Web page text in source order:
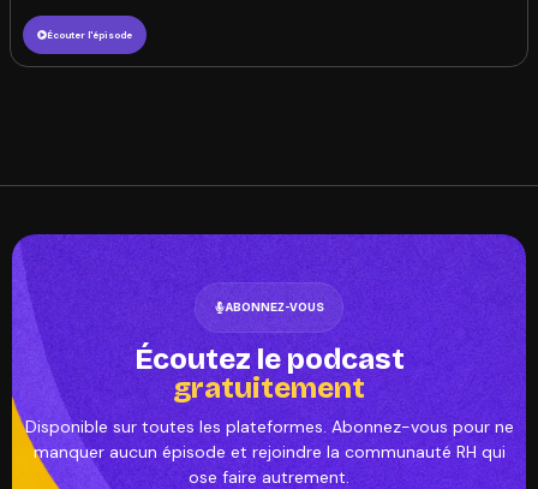
Écouter l'épisode
ABONNEZ-VOUS
Écoutez le podcast
gratuitement
Disponible sur toutes les plateformes. Abonnez-vous pour ne
manquer aucun épisode et rejoindre la communauté RH qui
ose faire autrement.